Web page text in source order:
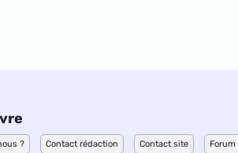
? Contact rédaction Contact site Forum